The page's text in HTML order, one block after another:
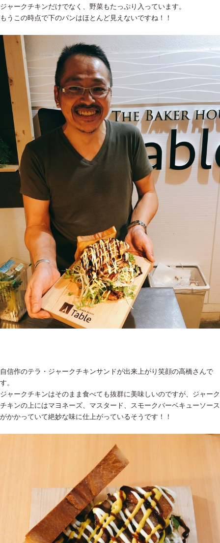
ジャークチキンだけでなく、野菜もたっぷり入っています。
もうこの時点で下のパンはほとんど見えないですね！！
自信作のテラ・ジャークチキンサンドが出来上がり笑顔の高橋さんで
す。
ジャークチキンはそのまま食べても抜群に美味しいのですが、ジャーク
チキンの上にはマヨネーズ、マスタード、スモークバーベキューソース
がかかっていて絶妙な味に仕上がっているそうです！！